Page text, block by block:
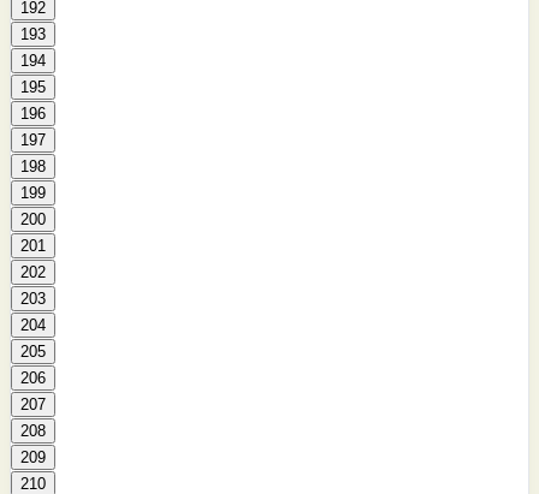
192
193
194
195
196
197
198
199
200
201
202
203
204
205
206
207
208
209
210